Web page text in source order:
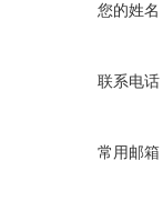
您的姓名
联系电话
常用邮箱